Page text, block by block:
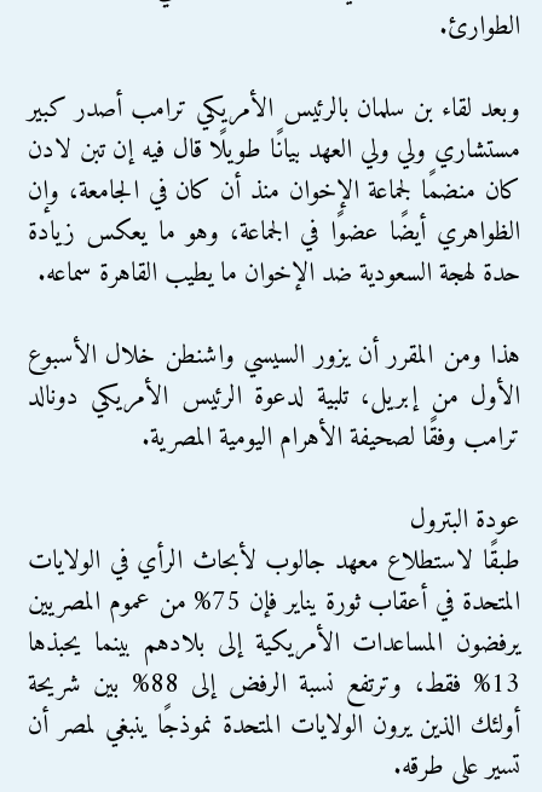
الطوارئ.
وبعد لقاء بن سلمان بالرئيس الأمريكي ترامب أصدر كبير
مستشاري ولي ولي العهد بيانًا طويلًا قال فيه إن تبن لادن
كان منضمًا لجماعة الإخوان منذ أن كان في الجامعة، وإن
الظواهري أيضًا عضوًا في الجماعة، وهو ما يعكس زيادة
حدة لهجة السعودية ضد الإخوان ما يطيب القاهرة سماعه.
هذا ومن المقرر أن يزور السيسي واشنطن خلال الأسبوع
الأول من إبريل، تلبية لدعوة الرئيس الأمريكي دونالد
ترامب وفقًا لصحيفة الأهرام اليومية المصرية.
عودة البترول
طبقًا لاستطلاع معهد جالوب لأبحاث الرأي في الولايات
المتحدة في أعقاب ثورة يناير فإن 75% من عموم المصريين
يرفضون المساعدات الأمريكية إلى بلادهم بينما يحبذها
13% فقط، وترتفع نسبة الرفض إلى 88% بين شريحة
أولئك الذين يرون الولايات المتحدة نموذجًا ينبغي لمصر أن
تسير على طرقه.